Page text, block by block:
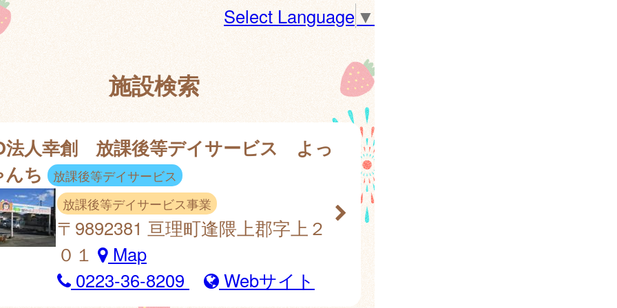
Select Language▼
施設検索
法人幸創 放課後等デイサービス よっ
ち
放課後等デイサービス
放課後等デイサービス事業
〒9892381 亘理町逢隈上郡字上２
０１
Map
0223-36-8209
Webサイト